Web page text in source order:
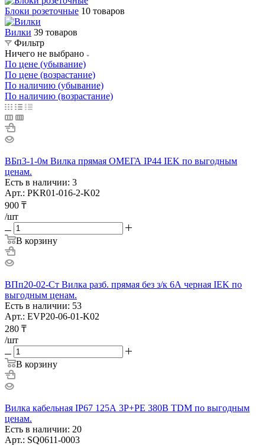
Блоки розеточные 10 товаров
Вилки 39 товаров
Фильтр
Ничего не выбрано
По цене (убывание)
По цене (возрастание)
По наличию (убывание)
По наличию (возрастание)
ВБп3-1-0м Вилка прямая ОМЕГА IP44 IEK по выгодным
ценам.
Есть в наличии: 3
Арт.: PKR01-016-2-K02
900 ₸
/шт
В корзину
ВПп20-02-Ст Вилка разб. прямая без з/к 6А черная IEK по
выгодным ценам.
Есть в наличии: 53
Арт.: EVP20-06-01-K02
280 ₸
/шт
В корзину
Вилка кабельная IP67 125А 3Р+РЕ 380В TDM по выгодным
ценам.
Есть в наличии: 20
Арт.: SQ0611-0003